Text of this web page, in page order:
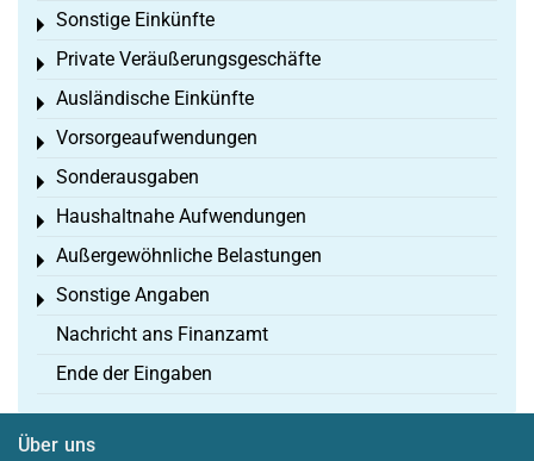
Sonstige Einkünfte
Toggle menu
Private Veräußerungsgeschäfte
Toggle menu
Ausländische Einkünfte
Toggle menu
Vorsorgeaufwendungen
Toggle menu
Sonderausgaben
Toggle menu
Haushaltnahe Aufwendungen
Toggle menu
Außergewöhnliche Belastungen
Toggle menu
Sonstige Angaben
Toggle menu
Nachricht ans Finanzamt
Ende der Eingaben
Über uns